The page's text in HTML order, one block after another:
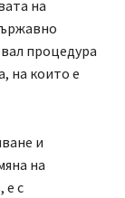
на
процедура
на които е
и
на
е с